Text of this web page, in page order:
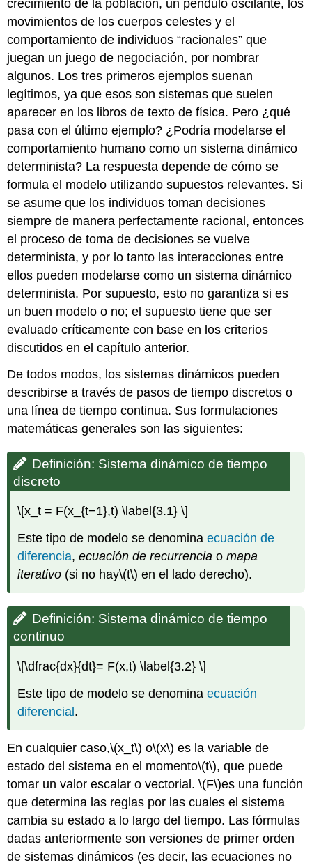
crecimiento de la población, un péndulo oscilante, los
movimientos de los cuerpos celestes y el
comportamiento de individuos “racionales” que
juegan un juego de negociación, por nombrar
algunos. Los tres primeros ejemplos suenan
legítimos, ya que esos son sistemas que suelen
aparecer en los libros de texto de física. Pero ¿qué
pasa con el último ejemplo? ¿Podría modelarse el
comportamiento humano como un sistema dinámico
determinista? La respuesta depende de cómo se
formula el modelo utilizando supuestos relevantes. Si
se asume que los individuos toman decisiones
siempre de manera perfectamente racional, entonces
el proceso de toma de decisiones se vuelve
determinista, y por lo tanto las interacciones entre
ellos pueden modelarse como un sistema dinámico
determinista. Por supuesto, esto no garantiza si es
un buen modelo o no; el supuesto tiene que ser
evaluado críticamente con base en los criterios
discutidos en el capítulo anterior.
De todos modos, los sistemas dinámicos pueden
describirse a través de pasos de tiempo discretos o
una línea de tiempo continua. Sus formulaciones
matemáticas generales son las siguientes:
Definición: Sistema dinámico de tiempo
discreto
\[x_t = F(x_{t−1},t) \label{3.1} \]
Este tipo de modelo se denominaecuación de
diferencia,ecuación de recurrencia omapa
iterativo (si no hay\(t\) en el lado derecho).
Definición: Sistema dinámico de tiempo
continuo
\[\dfrac{dx}{dt}= F(x,t) \label{3.2} \]
Este tipo de modelo se denominaecuación
diferencial.
En cualquier caso,\(x_t\) o\(x\) es la variable de
estado del sistema en el momento\(t\), que puede
tomar un valor escalar o vectorial.\(F\)es una función
que determina las reglas por las cuales el sistema
cambia su estado a lo largo del tiempo. Las fórmulas
dadas anteriormente son versiones de primer orden
de sistemas dinámicos (es decir, las ecuaciones no